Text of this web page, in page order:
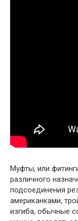
Муфты, или
различного
подсоединения
американками,
изгиба, обычные